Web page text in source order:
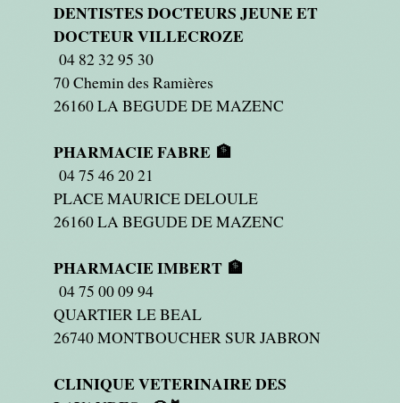
DENTISTES DOCTEURS JEUNE ET
DOCTEUR VILLECROZE
04 82 32 95 30
70 Chemin des Ramières
26160 LA BEGUDE DE MAZENC
PHARMACIE FABRE 🏦
04 75 46 20 21
PLACE MAURICE DELOULE
26160 LA BEGUDE DE MAZENC
PHARMACIE IMBERT 🏦
04 75 00 09 94
QUARTIER LE BEAL
26740 MONTBOUCHER SUR JABRON
CLINIQUE VETERINAIRE DES